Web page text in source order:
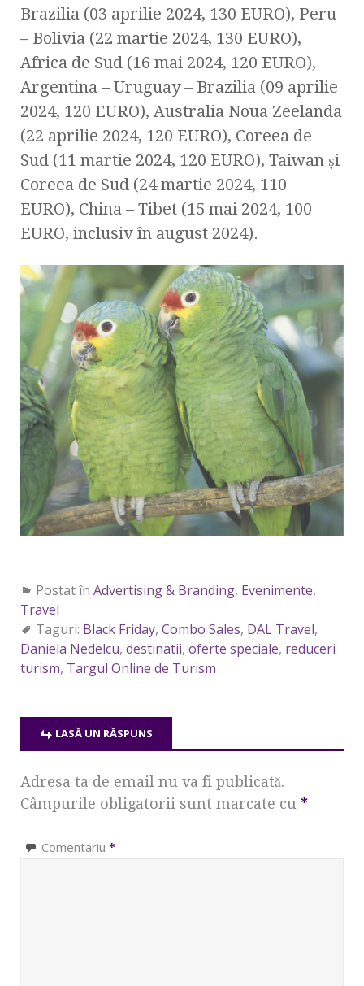
Brazilia (03 aprilie 2024, 130 EURO), Peru
– Bolivia (22 martie 2024, 130 EURO),
Africa de Sud (16 mai 2024, 120 EURO),
Argentina – Uruguay – Brazilia (09 aprilie
2024, 120 EURO), Australia Noua Zeelanda
(22 aprilie 2024, 120 EURO), Coreea de
Sud (11 martie 2024, 120 EURO), Taiwan și
Coreea de Sud (24 martie 2024, 110
EURO), China – Tibet (15 mai 2024, 100
EURO, inclusiv în august 2024).
Postat în Advertising & Branding, Evenimente,
Travel
Taguri: Black Friday, Combo Sales, DAL Travel,
Daniela Nedelcu, destinatii, oferte speciale, reduceri
turism, Targul Online de Turism
LASĂ UN RĂSPUNS
Adresa ta de email nu va fi publicată.
Câmpurile obligatorii sunt marcate cu *
Comentariu *